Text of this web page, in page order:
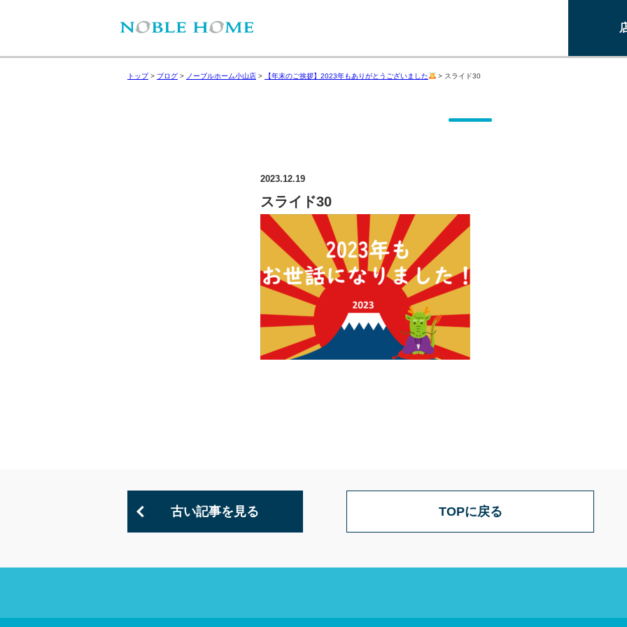
トップ> ブログ > ノーブルホーム小山店 > 【年末のご挨拶】2023年もありがとうございました > スライド30
2023.12.19
スライド30
古い記事を見る TOPに戻る